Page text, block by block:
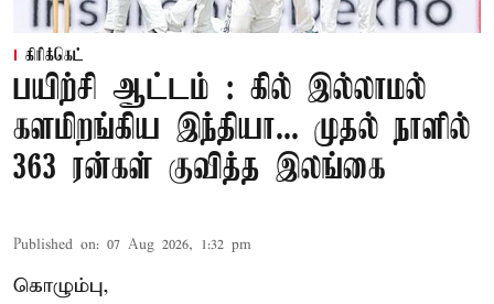
கிரிக்கெட்
பயிற்சி ஆட்டம் : கில் இல்லாமல்
களமிறங்கிய இந்தியா... முதல் நாளில்
363 ரன்கள் குவித்த இலங்கை
Published on: 07 Aug 2026, 1:32 pm
கொழும்பு,